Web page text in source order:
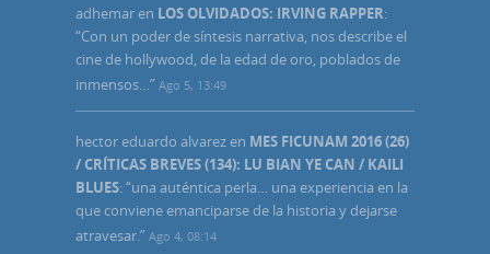
adhemar en LOS OLVIDADOS: IRVING RAPPER:
“Con un poder de síntesis narrativa, nos describe el
cine de hollywood, de la edad de oro, poblados de
inmensos…” Ago 5, 13:49
hector eduardo alvarez en MES FICUNAM 2016 (26)
/ CRÍTICAS BREVES (134): LU BIAN YE CAN / KAILI
BLUES: “una auténtica perla… una experiencia en la
que conviene emanciparse de la historia y dejarse
atravesar.” Ago 4, 08:14